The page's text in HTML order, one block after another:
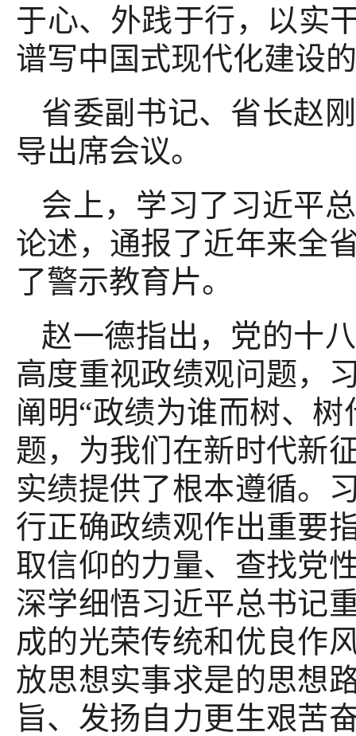
于心、外践于行，以实
谱写中国式现代化建设
省委副书记、省长赵
导出席会议。
会上，学习了习近平
论述，通报了近年来全
了警示教育片。
赵一德指出，党的十
高度重视政绩观问题，
阐明“政绩为谁而树、
题，为我们在新时代新
实绩提供了根本遵循。
行正确政绩观作出重要
取信仰的力量、查找党
深学细悟习近平总书记
成的光荣传统和优良作
放思想实事求是的思想
旨、发扬自力更生艰苦